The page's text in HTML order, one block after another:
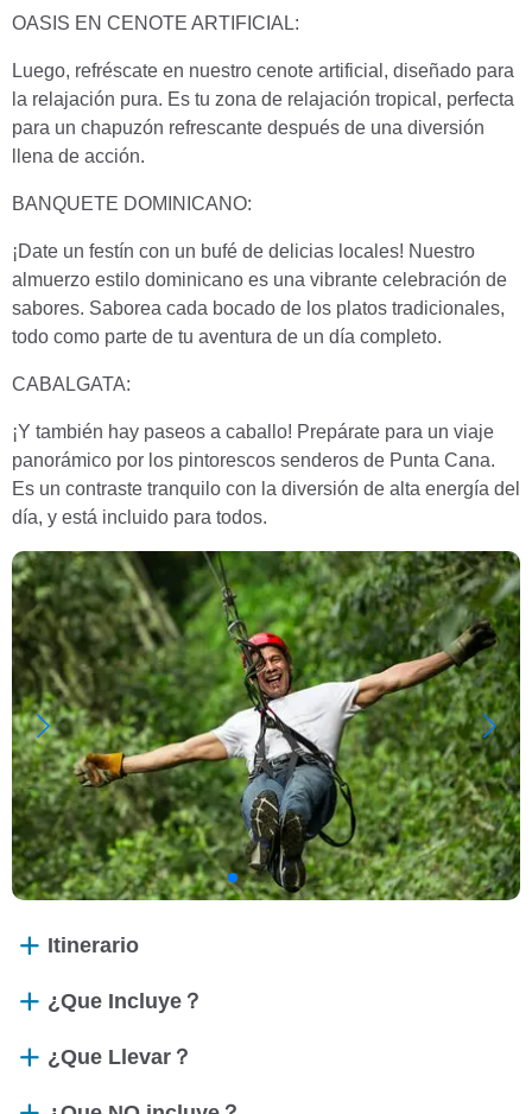
OASIS EN CENOTE ARTIFICIAL:
Luego, refréscate en nuestro cenote artificial, diseñado para
la relajación pura. Es tu zona de relajación tropical, perfecta
para un chapuzón refrescante después de una diversión
llena de acción.
BANQUETE DOMINICANO:
¡Date un festín con un bufé de delicias locales! Nuestro
almuerzo estilo dominicano es una vibrante celebración de
sabores. Saborea cada bocado de los platos tradicionales,
todo como parte de tu aventura de un día completo.
CABALGATA:
¡Y también hay paseos a caballo! Prepárate para un viaje
panorámico por los pintorescos senderos de Punta Cana.
Es un contraste tranquilo con la diversión de alta energía del
día, y está incluido para todos.
Itinerario
¿Que Incluye？
¿Que Llevar？